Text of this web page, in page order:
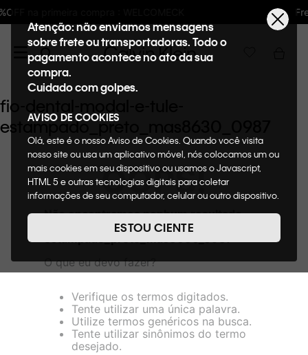
Frete GRÁTIS nas compras
Atenção: não enviamos mensagens
sobre frete ou transportadoras. Todo o
pagamento acontece no ato da sua
compra.
Cuidado com golpes.
AVISO DE COOKIES
Olá, este é o nosso Aviso de Cookies. Quando você visita
nosso site ou usa um aplicativo móvel, nós colocamos um ou
mais cookies em seu dispositivo ou usamos o Javascript,
HTML 5 e outras tecnologias digitais para coletar
informações de seu computador, celular ou outro dispositivo.
de cookies, informaremos quais cookies usaremos e quais
suas funções. A forma como processamos os dados
nosso Aviso de Privacidade. Quando você visita nosso site,
fornecer a você toda a funcionalidade do site, incluindo,
entre outros, a capacidade de comprar um item em nossa
loja virtual. Para maiores informações sobre o nosso aviso de
Cookies acesse o link.
ESTOU CIENTE
fio-dental-modal-e-tule-
estampado_preto_mas8630_0987
OOPS!
Não encontramos nenhum resultado
fio-dental-modal-e-tule-
estampado_preto_mas8630_0987"
O que eu devo fazer?
Verifique os termos digitados.
Tente utilizar uma única palavra.
Utilize termos genéricos na busca.
Tente utilizar sinônimos do termo
desejado.